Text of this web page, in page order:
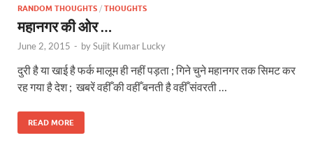
RANDOM THOUGHTS / THOUGHTS
महानगर की ओर …
June 2, 2015 - bySujit Kumar Lucky
दुरी है या खाई है फर्क मालूम ही नहीं पड़ता ; गिने चुने महानगर तक सिमट कर
रह गया है देश ; खबरें वहीँ की वहीँ बनती है वहीँ संवरती …
READ MORE